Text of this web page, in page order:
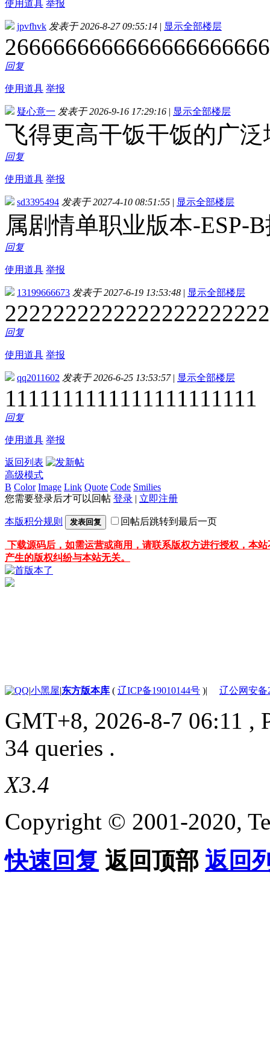
使用道具 举报
jpvfhvk 发表于 2026-8-27 09:55:14 | 显示全部楼层
回复
使用道具 举报
疑心意一 发表于 2026-9-16 17:29:16 | 显示全部楼层
飞得更高干饭干饭的广泛
回复
使用道具 举报
sd3395494 发表于 2027-4-10 08:51:55 | 显示全部楼层
属剧情单职业版本-ESP-
回复
使用道具 举报
13199666673 发表于 2027-6-19 13:53:48 | 显示全部楼层
回复
使用道具 举报
qq2011602 发表于 2026-6-25 13:53:57 | 显示全部楼层
1111111111111111111111
回复
使用道具 举报
返回列表
高级模式
B Color Image Link Quote Code Smilies
您需要登录后才可以回帖 登录 | 立即注册
本版积分规则 发表回复 回帖后跳转到最后一页
下载源码后，如需运营或商用，请联系版权方进行授权，本
产生的版权纠纷与本站无关。
|小黑屋|东方版本库 ( 辽ICP备19010144号 )| 辽公网安备
GMT+8, 2026-8-7 06:11 ,
34 queries .
X3.4
Copyright © 2001-2020,
快速回复 返回顶部 返回